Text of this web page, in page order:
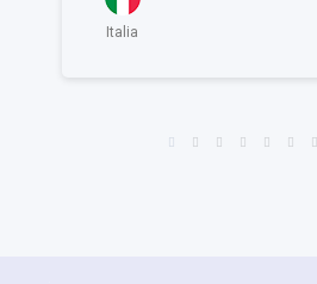
Italia